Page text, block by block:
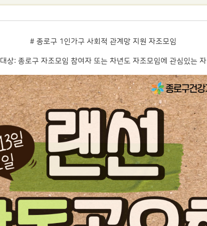
# 종로구 1인가구 사회적 관계망 지원 자조모임
대상: 종로구 자조모임 참여자 또는 차년도 자조모임에 관심있는 자